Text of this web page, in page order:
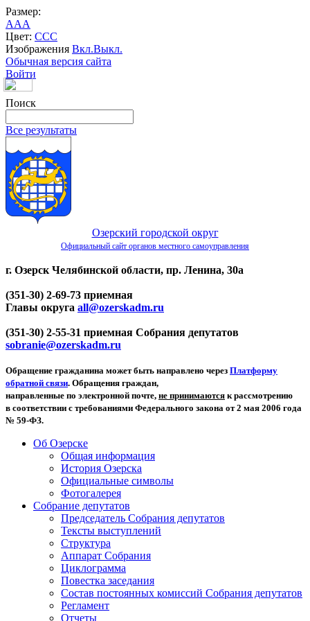
Размер:
AAA
Цвет: CCC
Изображения Вкл.Выкл.
Обычная версия сайта
Войти
Поиск
Все результаты
Озерский городской округ
Официальный сайт органов местного самоуправления
г. Озерск Челябинской области, пр. Ленина, 30а
(351-30) 2-69-73 приемная
Главы округа all@ozerskadm.ru
(351-30) 2-55-31 приемная Собрания депутатов
sobranie@ozerskadm.ru
Обращение гражданина может быть направлено через Платформу
обратной связи. Обращения граждан,
направленные по электронной почте, не принимаются к рассмотрению
в соответствии с требованиями Федерального закона от 2 мая 2006 года
№ 59-ФЗ.
Об Озерске
Общая информация
История Озерска
Официальные символы
Фотогалерея
Собрание депутатов
Председатель Собрания депутатов
Тексты выступлений
Структура
Аппарат Собрания
Циклограмма
Повестка заседания
Состав постоянных комиссий Собрания депутатов
Регламент
Отчеты